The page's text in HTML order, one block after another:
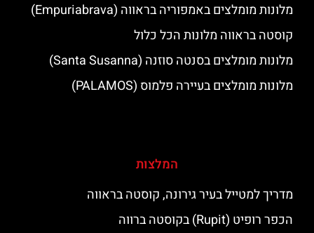
מלונות מומלצים באמפוריה בראווה (Empuriabrava)
קוסטה בראווה מלונות הכל כלול
מלונות מומלצים בסנטה סוזנה (Santa Susanna)
מלונות מומלצים בעיירה פלמוס (PALAMOS)
המלצות
מדריך למטייל בעיר גירונה, קוסטה בראווה
הכפר רופיט (Rupit) בקוסטה ברווה